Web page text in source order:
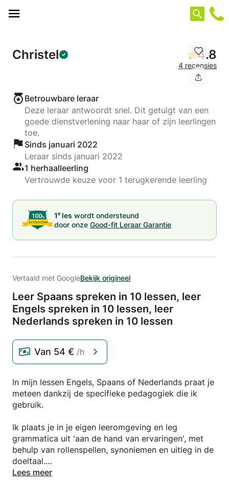
Christel 4.8
4 recensies
Betrouwbare leraar
Deze leraar antwoordt snel. Dit getuigt van een
goede dienstverlening naar haar of zijn leerlingen
toe.
Sinds januari 2022
Leraar sinds januari 2022
1 herhaalleerling
Vertrouwde keuze voor 1 terugkerende leerling
1e les wordt ondersteund
door onze Good-fit Leraar Garantie
Vertaald met GoogleBekijk origineel
Leer Spaans spreken in 10 lessen, leer
Engels spreken in 10 lessen, leer
Nederlands spreken in 10 lessen
Van 54 € /h
In mijn lessen Engels, Spaans of Nederlands praat je
meteen dankzij de specifieke pedagogiek die ik
gebruik.
Ik plaats je in je eigen leeromgeving en leg
grammatica uit 'aan de hand van ervaringen', met
behulp van rollenspellen, synoniemen en uitleg in de
doeltaal.
Lees meer